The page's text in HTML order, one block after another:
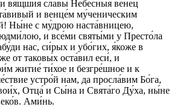
вя́щшия сла́вы Небе́сныя вене́ц
и венце́м му́ченическим
Ны́не с му́дрою наста́вницею,
и все́ми святы́ми у Престо́ла
нас, си́рых и убо́гих, я́коже в
от таковы́х оста́вил еси́, и
житие́ ти́хое и безгре́шное и к
устро́й нам, да просла́вим Бо́га,
Отца́ и Сы́на и Свята́го Ду́ха, ны́не
Ами́нь.